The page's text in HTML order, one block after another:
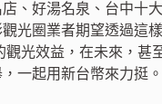
、好湯名泉、台中十
光圈業者期望透過這
觀光效益，在未來，
一起用新台幣來力挺。